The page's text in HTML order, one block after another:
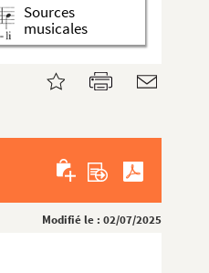
Sources
musicales
Modifié le : 02/07/2025